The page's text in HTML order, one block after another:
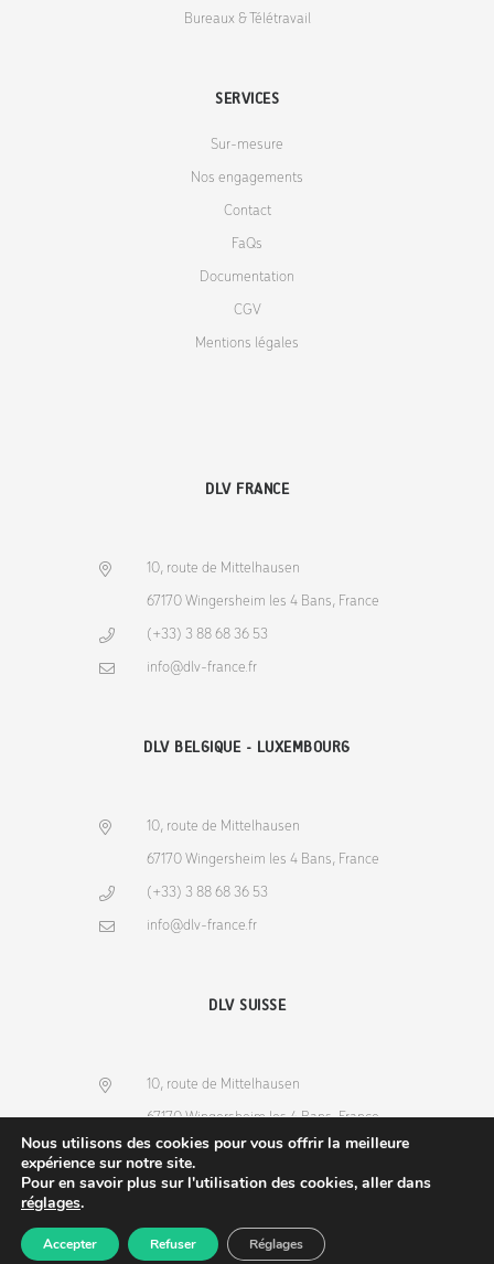
Produits Recherche Commande
Bureaux & Télétravail
SERVICES
Sur-mesure
Nos engagements
Contact
FaQs
Documentation
CGV
Mentions légales
DLV FRANCE
10, route de Mittelhausen
67170 Wingersheim les 4 Bans, France
(+33) 3 88 68 36 53
info@dlv-france.fr
DLV BELGIQUE - LUXEMBOURG
10, route de Mittelhausen
67170 Wingersheim les 4 Bans, France
(+33) 3 88 68 36 53
info@dlv-france.fr
DLV SUISSE
10, route de Mittelhausen
67170 Wingersheim les 4 Bans, France
(+33) 3 88 68 36 53
info@dlv-france.fr
Nous utilisons des cookies pour vous offrir la meilleure
expérience sur notre site.
Pour en savoir plus sur l'utilisation des cookies, aller dans
réglages.
Accepter Refuser Réglages